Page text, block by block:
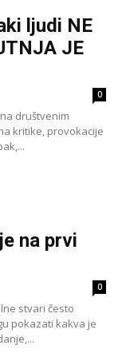
ljudi NE
JE
0
društvenim
kritike, provokacije
na prvi
0
stvari često
pokazati kakva je